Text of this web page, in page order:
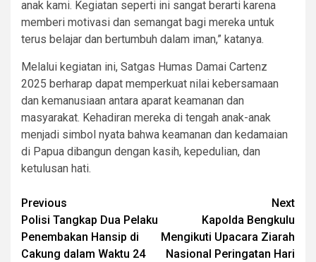
anak kami. Kegiatan seperti ini sangat berarti karena
memberi motivasi dan semangat bagi mereka untuk
terus belajar dan bertumbuh dalam iman,” katanya.
Melalui kegiatan ini, Satgas Humas Damai Cartenz
2025 berharap dapat memperkuat nilai kebersamaan
dan kemanusiaan antara aparat keamanan dan
masyarakat. Kehadiran mereka di tengah anak-anak
menjadi simbol nyata bahwa keamanan dan kedamaian
di Papua dibangun dengan kasih, kepedulian, dan
ketulusan hati.
Post
navigation
Previous
Polisi Tangkap Dua Pelaku
Penembakan Hansip di
Cakung dalam Waktu 24
Next
Kapolda Bengkulu
Mengikuti Upacara Ziarah
Nasional Peringatan Hari